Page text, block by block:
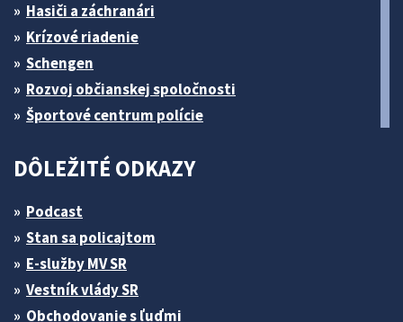
Hasiči a záchranári
Krízové riadenie
Schengen
Rozvoj občianskej spoločnosti
Športové centrum polície
DÔLEŽITÉ ODKAZY
Podcast
Stan sa policajtom
E-služby MV SR
Vestník vlády SR
Obchodovanie s ľuďmi